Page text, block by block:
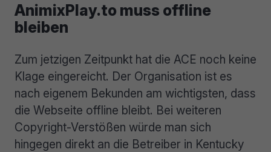
AnimixPlay.to muss offline
bleiben
Zum jetzigen Zeitpunkt hat die ACE noch keine
Klage eingereicht. Der Organisation ist es
nach eigenem Bekunden am wichtigsten, dass
die Webseite offline bleibt. Bei weiteren
Copyright-Verstößen würde man sich
hingegen direkt an die Betreiber in Kentucky